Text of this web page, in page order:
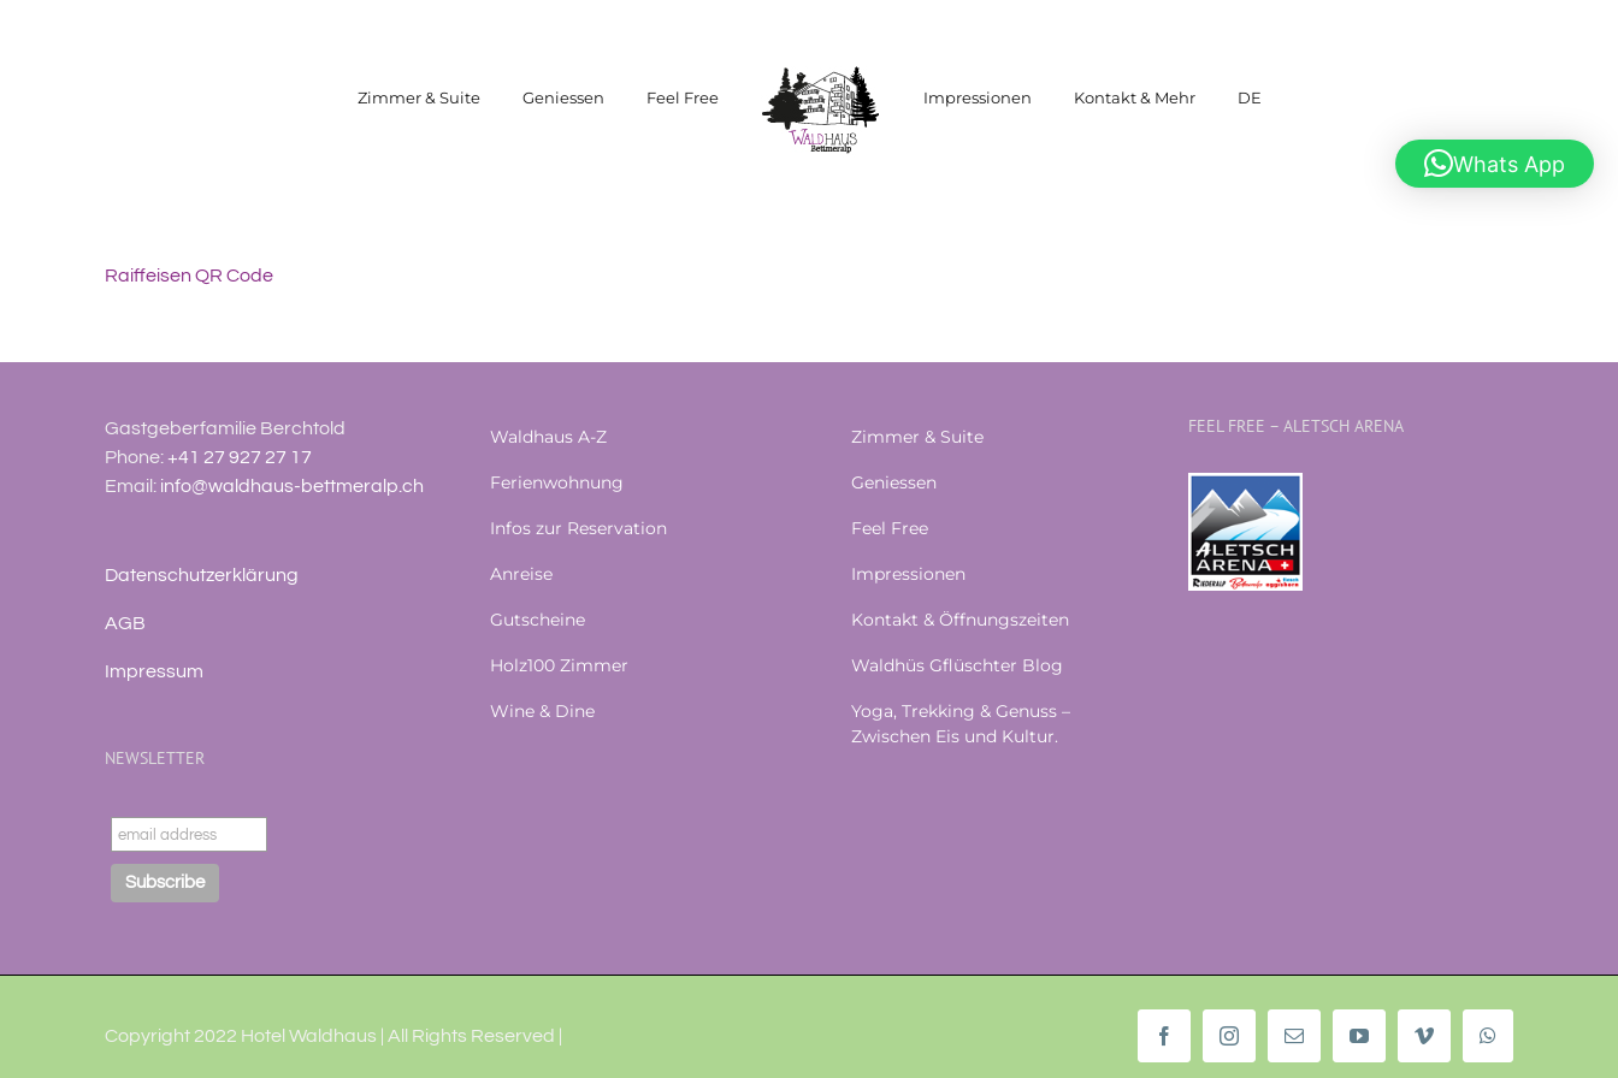
Zimmer & Suite
Geniessen Feel Free Impressionen Kontakt & Mehr DE
Raiffeisen QR Code
Gastgeberfamilie Berchtold
Phone:+41 27 927 27 17
Email: info@waldhaus-bettmeralp.ch
Datenschutzerklärung
AGB
Impressum
NEWSLETTER
Waldhaus A-Z
Ferienwohnung
Infos zur Reservation
Anreise
Gutscheine
Holz100 Zimmer
Wine & Dine
Zimmer & Suite
Geniessen
Feel Free
Impressionen
Kontakt & Öffnungszeiten
Waldhüs Gflüschter Blog
Yoga, Trekking & Genuss –
Zwischen Eis und Kultur.
FEEL FREE – ALETSCH ARENA
Copyright 2022 Hotel Waldhaus | All Rights Reserved | FacebookInstagramE-
YouTubeVimeo
Whats App